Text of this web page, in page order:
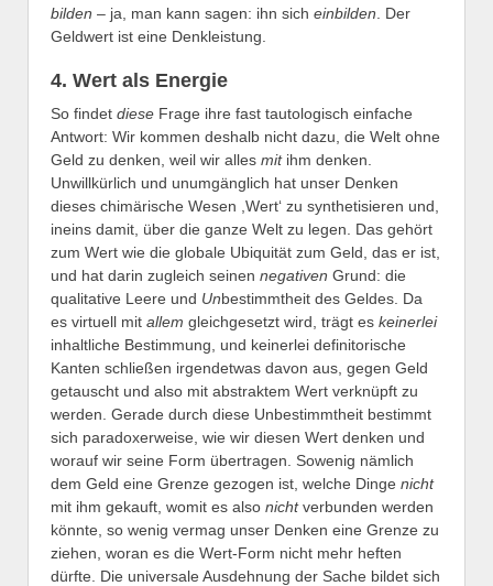
bilden – ja, man kann sagen: ihn sich einbilden . Der
Geldwert ist eine Denkleistung.
4. Wert als Energie
So findet diese Frage ihre fast tautologisch einfache
Antwort: Wir kommen deshalb nicht dazu, die Welt ohne
Geld zu denken, weil wir alles mitihm denken.
Unwillkürlich und unumgänglich hat unser Denken
dieses chimärische Wesen ,Wert‘ zu synthetisieren und,
ineins damit, über die ganze Welt zu legen. Das gehört
zum Wert wie die globale Ubiquität zum Geld, das er ist,
und hat darin zugleich seinen negativen Grund: die
qualitative Leere und Unbestimmtheit des Geldes. Da
es virtuell mit allem gleichgesetzt wird, trägt es keinerlei
inhaltliche Bestimmung, und keinerlei definitorische
Kanten schließen irgendetwas davon aus, gegen Geld
getauscht und also mit abstraktem Wert verknüpft zu
werden. Gerade durch diese Unbestimmtheit bestimmt
sich paradoxerweise, wie wir diesen Wert denken und
worauf wir seine Form übertragen. Sowenig nämlich
dem Geld eine Grenze gezogen ist, welche Dinge nicht
mit ihm gekauft, womit es also nichtverbunden werden
könnte, so wenig vermag unser Denken eine Grenze zu
ziehen, woran es die Wert-Form nicht mehr heften
dürfte. Die universale Ausdehnung der Sache bildet sich